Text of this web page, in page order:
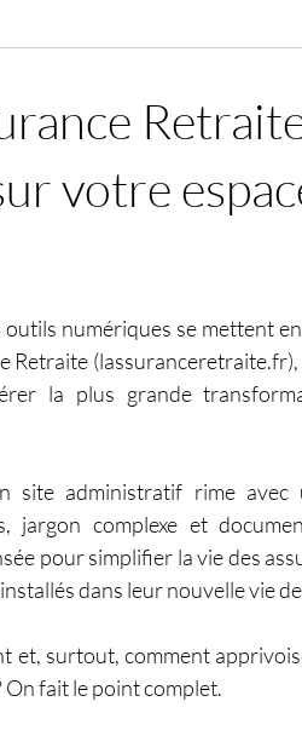
votre
numériques se mettent
Retraite (lassuranceretraite.fr
la plus grande
site administratif rime
jargon complexe et
pour simplifier la vie des
dans leur nouvelle vie
et, surtout, comment
On fait le point complet.